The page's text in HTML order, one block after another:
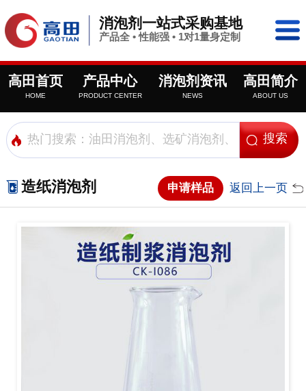
消泡剂一站式采购基地
产品全 • 性能强 • 1对1量身定制
高田首页
HOME
产品中心
PRODUCT CENTER
消泡剂资讯
NEWS
高田简介
ABOUT US
造纸消泡剂 申请样品 返回上一页